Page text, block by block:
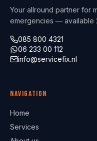
Your allround partner for
emergencies — available
085 800 4321
06 233 00 112
info@servicefix.nl
Navigation
Home
Services